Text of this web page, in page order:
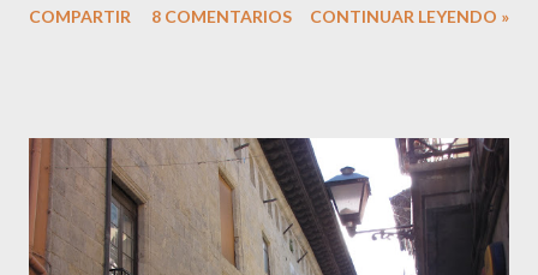
fecha, tras el derribo de parte de las instalaciones. Con este
actualidad por su actividad gastronómica (mercado y ferias,
alubias, chuleta, repostería, ...) . Podría autotitularse ahora
como "villa pastelera", dicho sea de paso, con todos mis
respetos a la exitosa y muy loable labor de los laureados
COMPARTIR 8 COMENTARIOS CONTINUAR LEYENDO »